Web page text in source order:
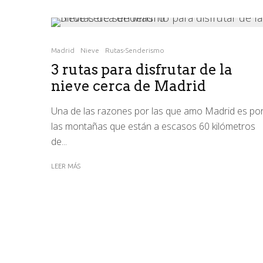
Madrid Nieve Rutas-Senderismo
3 rutas para disfrutar de la
nieve cerca de Madrid
Una de las razones por las que amo Madrid es
las montañas que están a escasos 60 kilómetros
de...
LEER MÁS